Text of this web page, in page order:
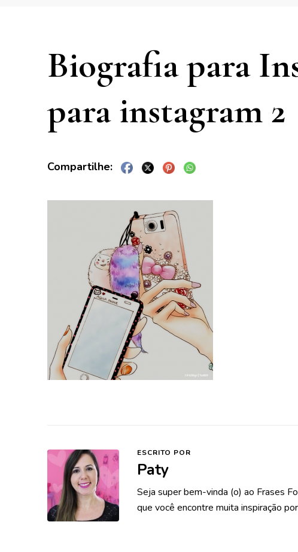
Biografia para
para instagram 2
ESCRITO POR
Paty
Seja super bem-vinda (o) ao Frases
que você encontre muita inspiração